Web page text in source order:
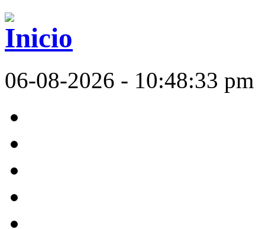
06-08-2026 - 10:48:33 pm